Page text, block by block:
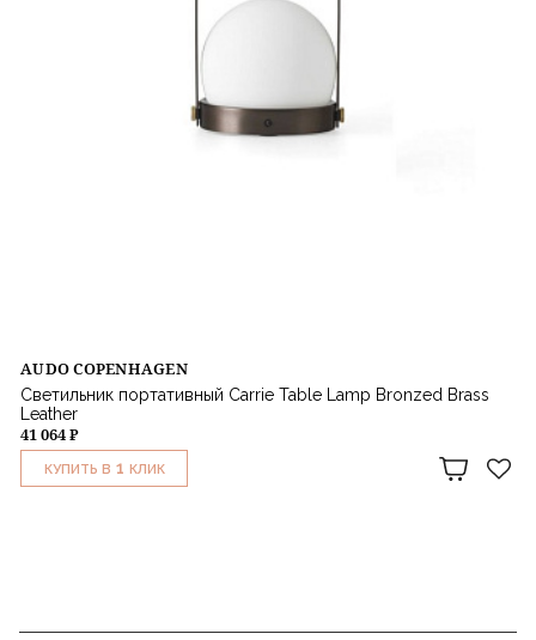
AUDO COPENHAGEN
Светильник портативный Carrie Table Lamp Bronzed Brass
Leather
41 064 ₽
КУПИТЬ В 1 КЛИК